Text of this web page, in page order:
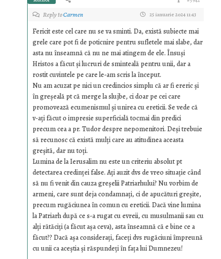
Reply toCarmen 25 ianuarie 2024 11:43
Fericit este cel care nu se va sminti. Da, există subiecte mai
grele care pot fi de poticnire pentru sufletele mai slabe, dar
asta nu înseamnă că nu ne mai atingem de ele. Însuși
Hristos a făcut și lucruri de sminteală pentru unii, dar a
rostit cuvintele pe care le-am scris la început.
Nu am acuzat pe nici un credincios simplu că ar fi ereric și
în greșeală pt că merge la slujbe, ci doar pe cei care
promovează ecumenismul și unirea cu ereticii. Se vede că
v-ați făcut o impresie superficială tocmai din predici
precum cea a pr. Tudor despre nepomenitori. Deși trebuie
să recunosc că există mulți care au atitudinea aceasta
greșită, dar nu toți.
Lumina de la Ierusalim nu este un criteriu absolut pt
detectarea credinței false. Ați auzit dvs de vreo situație când
să nu fi venit din cauza greșelii Patriarhului? Nu vorbim de
armeni, care sunt deja condamnați, ci de apucături greșite,
precum rugăciunea în comun cu ereticii. Dacă vine lumina
la Patriarh după ce s-a rugat cu evreii, cu musulmanii sau cu
alți rătăciți (a făcut așa ceva), asta înseamnă că e bine ce a
făcut?? Dacă așa considerați, faceți dvs rugăciuni împreună
cu unii ca aceștia și răspundeți în fața lui Dumnezeu!